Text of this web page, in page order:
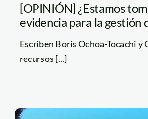
[OPINIÓN] ¿Estamos
evidencia para la gestión
Escriben Boris Ochoa-Tocachi
recursos [...]